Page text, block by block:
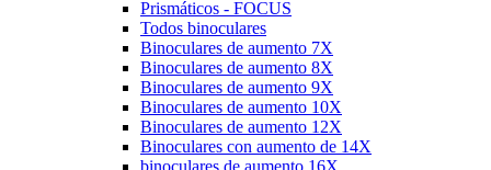
Prismáticos - FOCUS
Todos binoculares
Binoculares de aumento 7X
Binoculares de aumento 8X
Binoculares de aumento 9X
Binoculares de aumento 10X
Binoculares de aumento 12X
Binoculares con aumento de 14X
binoculares de aumento 16X